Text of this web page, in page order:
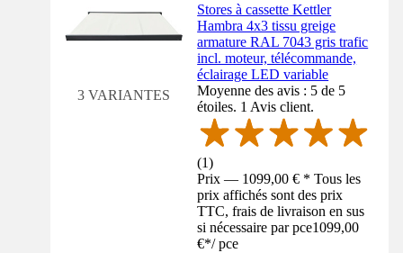
3 VARIANTES
Stores à cassette Kettler
Hambra 4x3 tissu greige
armature RAL 7043 gris trafic
incl. moteur, télécommande,
éclairage LED variable
Moyenne des avis : 5 de 5
étoiles. 1 Avis client.
(1)
Prix — 1099,00 € * Tous les
prix affichés sont des prix
TTC, frais de livraison en sus
si nécessaire par pce1099,00
€*/ pce